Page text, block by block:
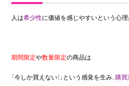
人は希少性に価値を感じやすいという心
期間限定や数量限定の商品は
「今しか買えない！」という感覚を生み、購買